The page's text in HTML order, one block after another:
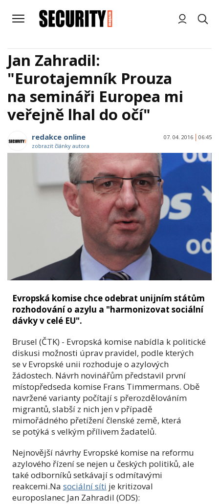
Jan Zahradil:
"Eurotajemník Prouza
na semináři Europea mi
veřejně lhal do očí"
redakce online
zobrazit články autora
07. 04. 2016 06:45
Evropská komise chce odebrat unijním státům
rozhodování o azylu a "harmonizovat sociální
dávky v celé EU".
Brusel (ČTK) - Evropská komise nabídla k politické
diskusi možnosti úprav pravidel, podle kterých
se v Evropské unii rozhoduje o azylových
žádostech. Návrh novinářům představil první
místopředseda komise Frans Timmermans. Obě
navržené varianty počítají s přerozdělováním
migrantů, slabší z nich jen v případě
mimořádného přetížení členské země, která
se potýká s velkým přílivem žadatelů.
Nejnovější návrhy Evropské komise na reformu
azylového řízení se nejen u českých politiků, ale
také odborníků setkávají s odmítavými
reakcemi.Na sociální síti je kritizoval
europoslanec Jan Zahradil (ODS):